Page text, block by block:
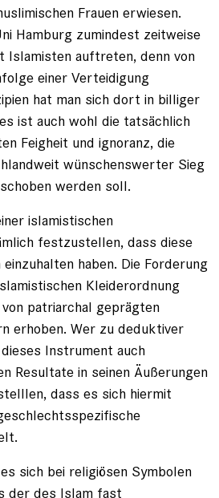
Frauen erwiesen.
Hamburg zumindest zeitweise
Islamisten auftreten, denn von
einer Verteidigung
hat man sich dort in billiger
ist auch wohl die tatsächlich
Feigheit und ignoranz, die
wünschenswerter Sieg
werden soll.
islamistischen
festzustellen, dass diese
haben. Die Forderung
Kleiderordnung
patriarchal geprägten
erhoben. Wer zu deduktiver
Instrument auch
Resultate in seinen Äußerungen
dass es sich hiermit
sich bei religiösen Symbolen
der des Islam fast